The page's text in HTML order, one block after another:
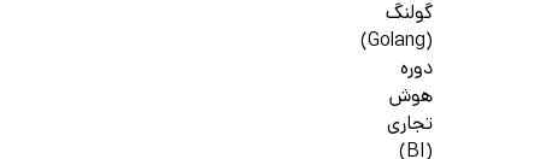
گولنگ
(Golang)
دوره
هوش
تجاری